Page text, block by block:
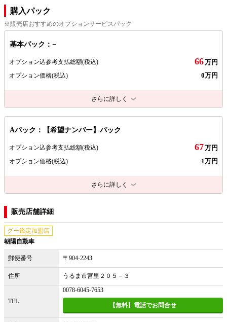
購入パック
※販売店おすすめのオプションサービスパック
基本パック：−
オプション込参考支払総額(税込) 66万円
オプション価格(税込) 0万円
さらに詳しく
Aパック：【希望ナンバー】パック
オプション込参考支払総額(税込) 67万円
オプション価格(税込) 1万円
さらに詳しく
販売店舗詳細
グー鑑定加盟店
朝陽自動車
郵便番号 〒904-2243
住所 うるま市宮里２０５－３
TEL
0078-6045-7653
【無料】電話でお問合せ